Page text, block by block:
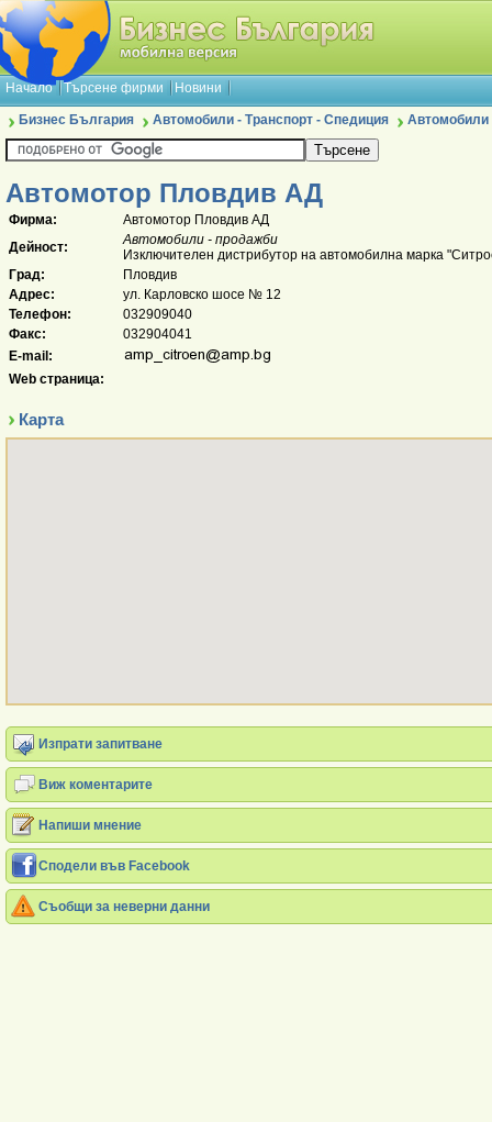
Начало Търсене фирми Новини
Бизнес България Автомобили - Транспорт - Спедиция Автомобили
Автомотор Пловдив АД
Фирма:
Автомотор Пловдив АД
Дейност:
Автомобили - продажби
Изключителен дистрибутор на автомобилна марка
Град:
Пловдив
Адрес:
ул. Карловско шосе № 12
Телефон:
032909040
Факс:
032904041
E-mail:
Web страница:
Карта
Изпрати запитване
Виж коментарите
Напиши мнение
Сподели във Facebook
Съобщи за неверни данни